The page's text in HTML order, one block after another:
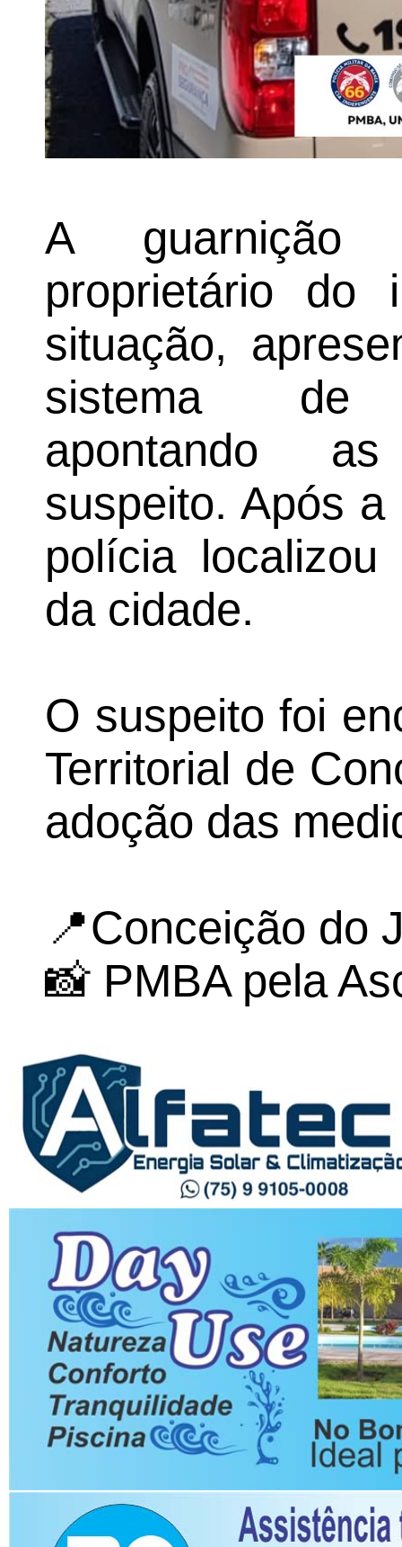
A guarnição
proprietário do
situação,
sistema de
apontando
suspeito. Após
polícia
da cidade.
O suspeito foi
Territorial de
adoção das
📍Conceição do
📸 PMBA pela